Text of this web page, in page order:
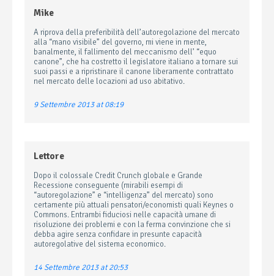
Mike
A riprova della preferibilità dell’autoregolazione del mercato
alla “mano visibile” del governo, mi viene in mente,
banalmente, il fallimento del meccanismo dell’ “equo
canone”, che ha costretto il legislatore italiano a tornare sui
suoi passi e a ripristinare il canone liberamente contrattato
nel mercato delle locazioni ad uso abitativo.
9 Settembre 2013 at 08:19
Lettore
Dopo il colossale Credit Crunch globale e Grande
Recessione conseguente (mirabili esempi di
“autoregolazione” e “intelligenza” del mercato) sono
certamente più attuali pensatori/economisti quali Keynes o
Commons. Entrambi fiduciosi nelle capacità umane di
risoluzione dei problemi e con la ferma convinzione che si
debba agire senza confidare in presunte capacità
autoregolative del sistema economico.
14 Settembre 2013 at 20:53